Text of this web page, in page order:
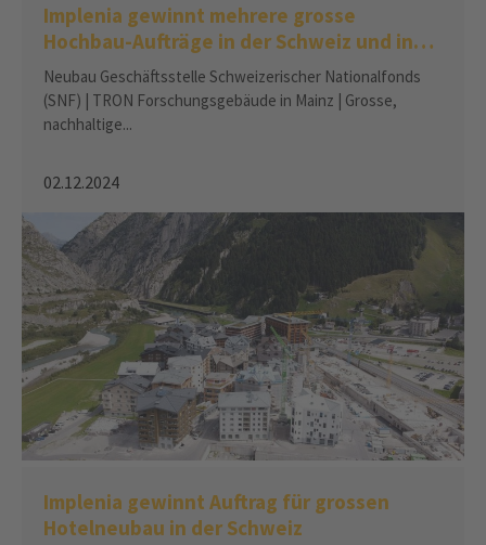
Implenia gewinnt mehrere grosse
Hochbau-Aufträge in der Schweiz und in
Deutschland
Neubau Geschäftsstelle Schweizerischer Nationalfonds
(SNF) | TRON Forschungsgebäude in Mainz | Grosse,
nachhaltige...
02.12.2024
Implenia gewinnt Auftrag für grossen
Hotelneubau in der Schweiz